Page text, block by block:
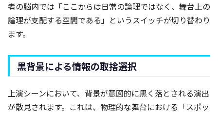
者の脳内では「ここからは日常の論理ではなく、舞台上の
論理が支配する空間である」というスイッチが切り替わり
ます。
黒背景による情報の取捨選択
上演シーンにおいて、背景が意図的に黒く落とされる演出
が散見されます。これは、物理的な舞台における「スポッ